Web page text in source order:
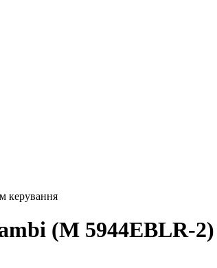
керування
(M 5944EBLR-2)